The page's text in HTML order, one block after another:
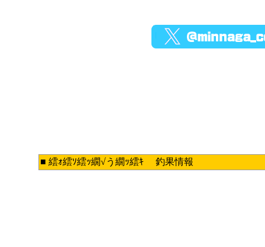
■ 繧ｫ繧ｿ繧ｯ繝√う繝ｯ繧ｷ 釣果情報